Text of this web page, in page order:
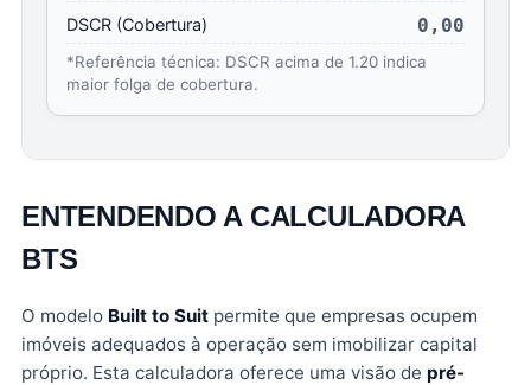
DSCR (Cobertura) 0,00
*Referência técnica: DSCR acima de 1.20 indica
maior folga de cobertura.
ENTENDENDO A CALCULADORA
BTS
O modelo Built to Suit permite que empresas ocupem
imóveis adequados à operação sem imobilizar capital
próprio. Esta calculadora oferece uma visão de pré-